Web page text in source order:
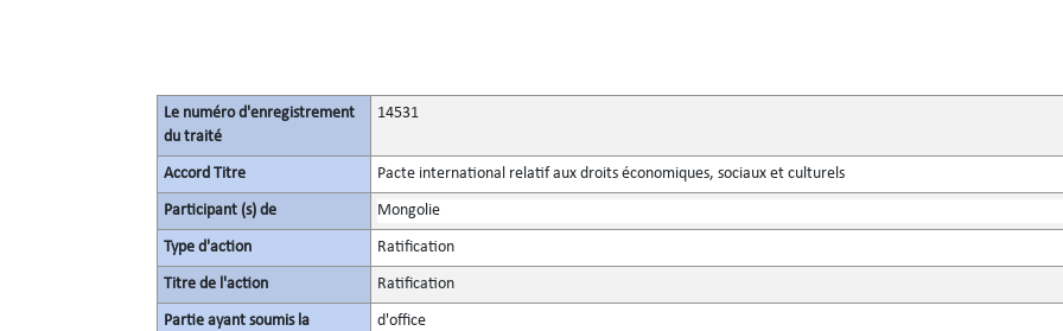
Le numéro d'enregistrement
du traité
14531
Accord Titre Pacte international relatif aux droits économiques, sociaux et culturels
Participant (s) de Mongolie
Type d'action Ratification
Titre de l'action Ratification
Partie ayant soumis la
d'office